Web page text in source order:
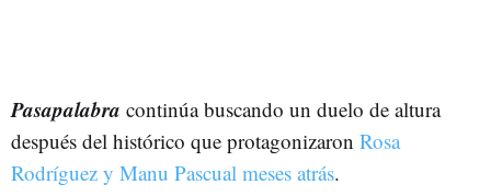
Pasapalabra continúa buscando un duelo de altura
después del histórico que protagonizaron Rosa
Rodríguez y Manu Pascual meses atrás.